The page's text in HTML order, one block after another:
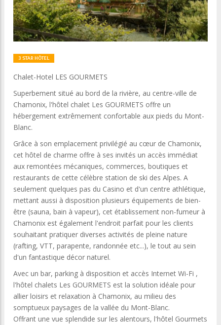
3 STAR HÔTEL
Chalet-Hotel LES GOURMETS
Superbement situé au bord de la rivière, au centre-ville de
Chamonix, l'hôtel chalet Les GOURMETS offre un
hébergement extrêmement confortable aux pieds du Mont-
Blanc.
Grâce à son emplacement privilégié au cœur de Chamonix,
cet hôtel de charme offre à ses invités un accès immédiat
aux remontées mécaniques, commerces, boutiques et
restaurants de cette célèbre station de ski des Alpes. A
seulement quelques pas du Casino et d'un centre athlétique,
mettant aussi à disposition plusieurs équipements de bien-
être (sauna, bain à vapeur), cet établissement non-fumeur à
Chamonix est également l'endroit parfait pour les clients
souhaitant pratiquer diverses activités de pleine nature
(rafting, VTT, parapente, randonnée etc...), le tout au sein
d'un fantastique décor naturel.
Avec un bar, parking à disposition et accès Internet Wi-Fi ,
l'hôtel chalets Les GOURMETS est la solution idéale pour
allier loisirs et relaxation à Chamonix, au milieu des
somptueux paysages de la vallée du Mont-Blanc.
Offrant une vue splendide sur les alentours, l'hôtel Gourmets